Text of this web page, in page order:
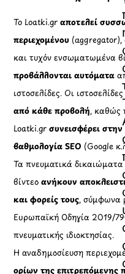
Το Loatki.grαποτελεί
περιεχομένου (aggregator),
και τυχόν ενσωματωμένα
προβάλλονται αυτόματα
ιστοσελίδες. Οι
από κάθε προβολή, καθώς
Loatki.gr συνεισφέρει
βαθμολογία SEO (Google
Τα πνευματικά
βίντεοανήκουν
και φορείς τους, σύμφωνα
Ευρωπαϊκή Οδηγία 2019/
πνευματικής ιδιοκτησίας.
Η αναδημοσίευση
ορίων της επιτρεπόμενης